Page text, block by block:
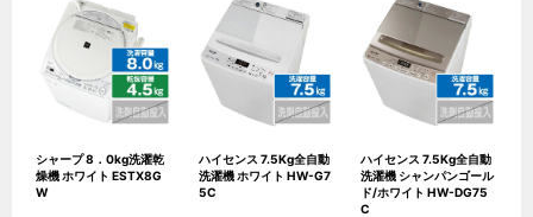
シャープ 8．0kg洗濯乾
燥機 ホワイト ESTX8G
W
ハイセンス 7.5Kg全自動
洗濯機 ホワイト HW-G7
5C
ハイセンス 7.5Kg全自動
洗濯機 シャンパンゴール
ド/ホワイト HW-DG75
C